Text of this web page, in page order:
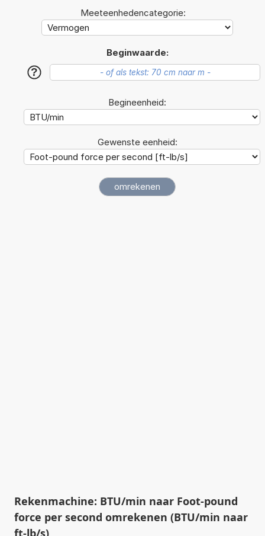
Meeteenhedencategorie:
Beginwaarde:
?
Begineenheid:
Gewenste eenheid:
Rekenmachine: BTU/min naar Foot-pound
force per second omrekenen (BTU/min naar
ft-lb/s)